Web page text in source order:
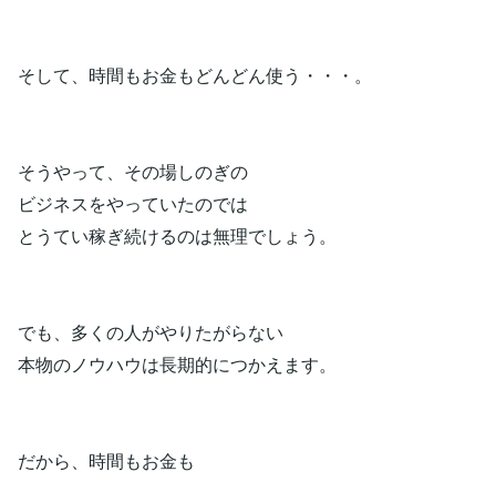
そして、時間もお金もどんどん使う・・・。
そうやって、その場しのぎの
ビジネスをやっていたのでは
とうてい稼ぎ続けるのは無理でしょう。
でも、多くの人がやりたがらない
本物のノウハウは長期的につかえます。
だから、時間もお金も